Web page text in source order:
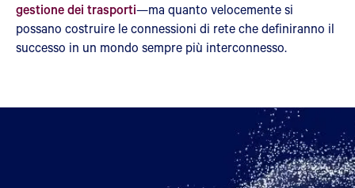
gestione dei trasporti—ma quanto velocemente si
possano costruire le connessioni di rete che definiranno il
successo in un mondo sempre più interconnesso.